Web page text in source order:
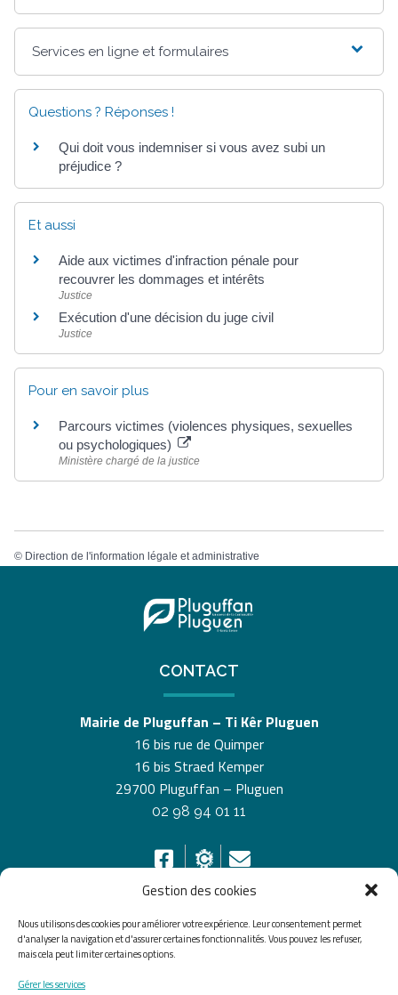
Gestion des cookies
Nous utilisons des cookies pour améliorer votre expérience. Leur consentement permet
d'analyser la navigation et d'assurer certaines fonctionnalités. Vous pouvez les refuser,
mais cela peut limiter certaines options.
Gérer les services
Services en ligne et formulaires
Questions ? Réponses !
Qui doit vous indemniser si vous avez subi un
préjudice ?
Et aussi
Aide aux victimes d'infraction pénale pour
recouvrer les dommages et intérêts
Justice
Exécution d'une décision du juge civil
Justice
Pour en savoir plus
Parcours victimes (violences physiques, sexuelles
ou psychologiques)
Ministère chargé de la justice
© Direction de l'information légale et administrative
CONTACT
Mairie de Pluguffan – Ti Kêr Pluguen
16 bis rue de Quimper
16 bis Straed Kemper
29700 Pluguffan – Pluguen
02 98 94 01 11
HORAIRES D’OUVERTURE
Du lundi au vendredi de 8h30 à 12h30 et de 13h30 à